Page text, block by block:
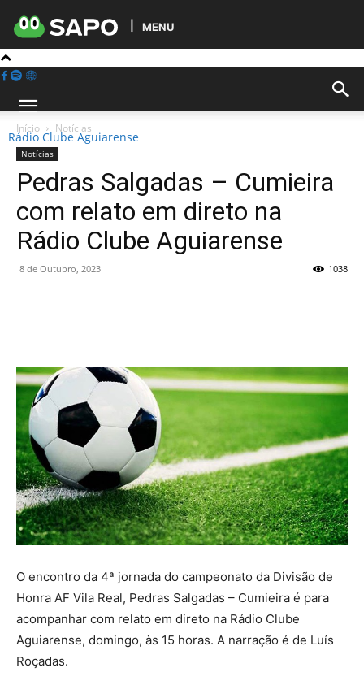
MENU
Rádio Clube Aguiarense
Início Notícias
Notícias
Pedras Salgadas – Cumieira
com relato em direto na
Rádio Clube Aguiarense
8 de Outubro, 2023 1038
O encontro da 4ª jornada do campeonato da Divisão de
Honra AF Vila Real, Pedras Salgadas – Cumieira é para
acompanhar com relato em direto na Rádio Clube
Aguiarense, domingo, às 15 horas. A narração é de Luís
Roçadas.